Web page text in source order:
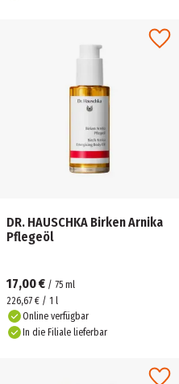
DR. HAUSCHKA Birken Arnika
Pflegeöl
17,00 € / 75 ml
226,67 € / 1 l
Online verfügbar
In die Filiale lieferbar